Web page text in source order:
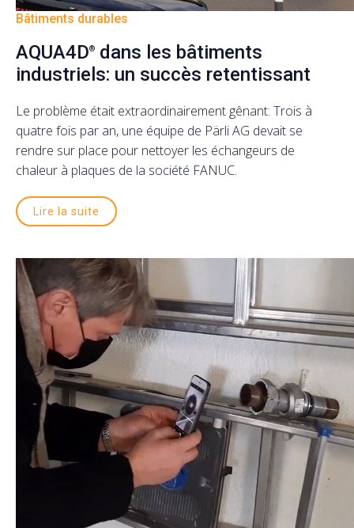
Bâtiments durables
AQUA4D®
dans les bâtiments
industriels: un succès retentissant
Le problème était extraordinairement gênant: Trois à
quatre fois par an, une équipe de Pärli AG devait se
rendre sur place pour nettoyer les échangeurs de
chaleur à plaques de la société FANUC.
Lire la suite